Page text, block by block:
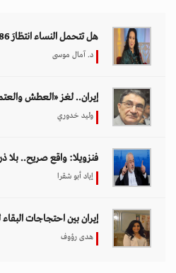
هل تتحمل النساء انتظارَ 286 عاماً؟
د. آمال موسى
إيران.. لغز «العطش
وليد خدوري
فنزويلا: واقع صريح.. بلا
إياد أبو شقرا
إيران بين احتجاجات
هدى رؤوف